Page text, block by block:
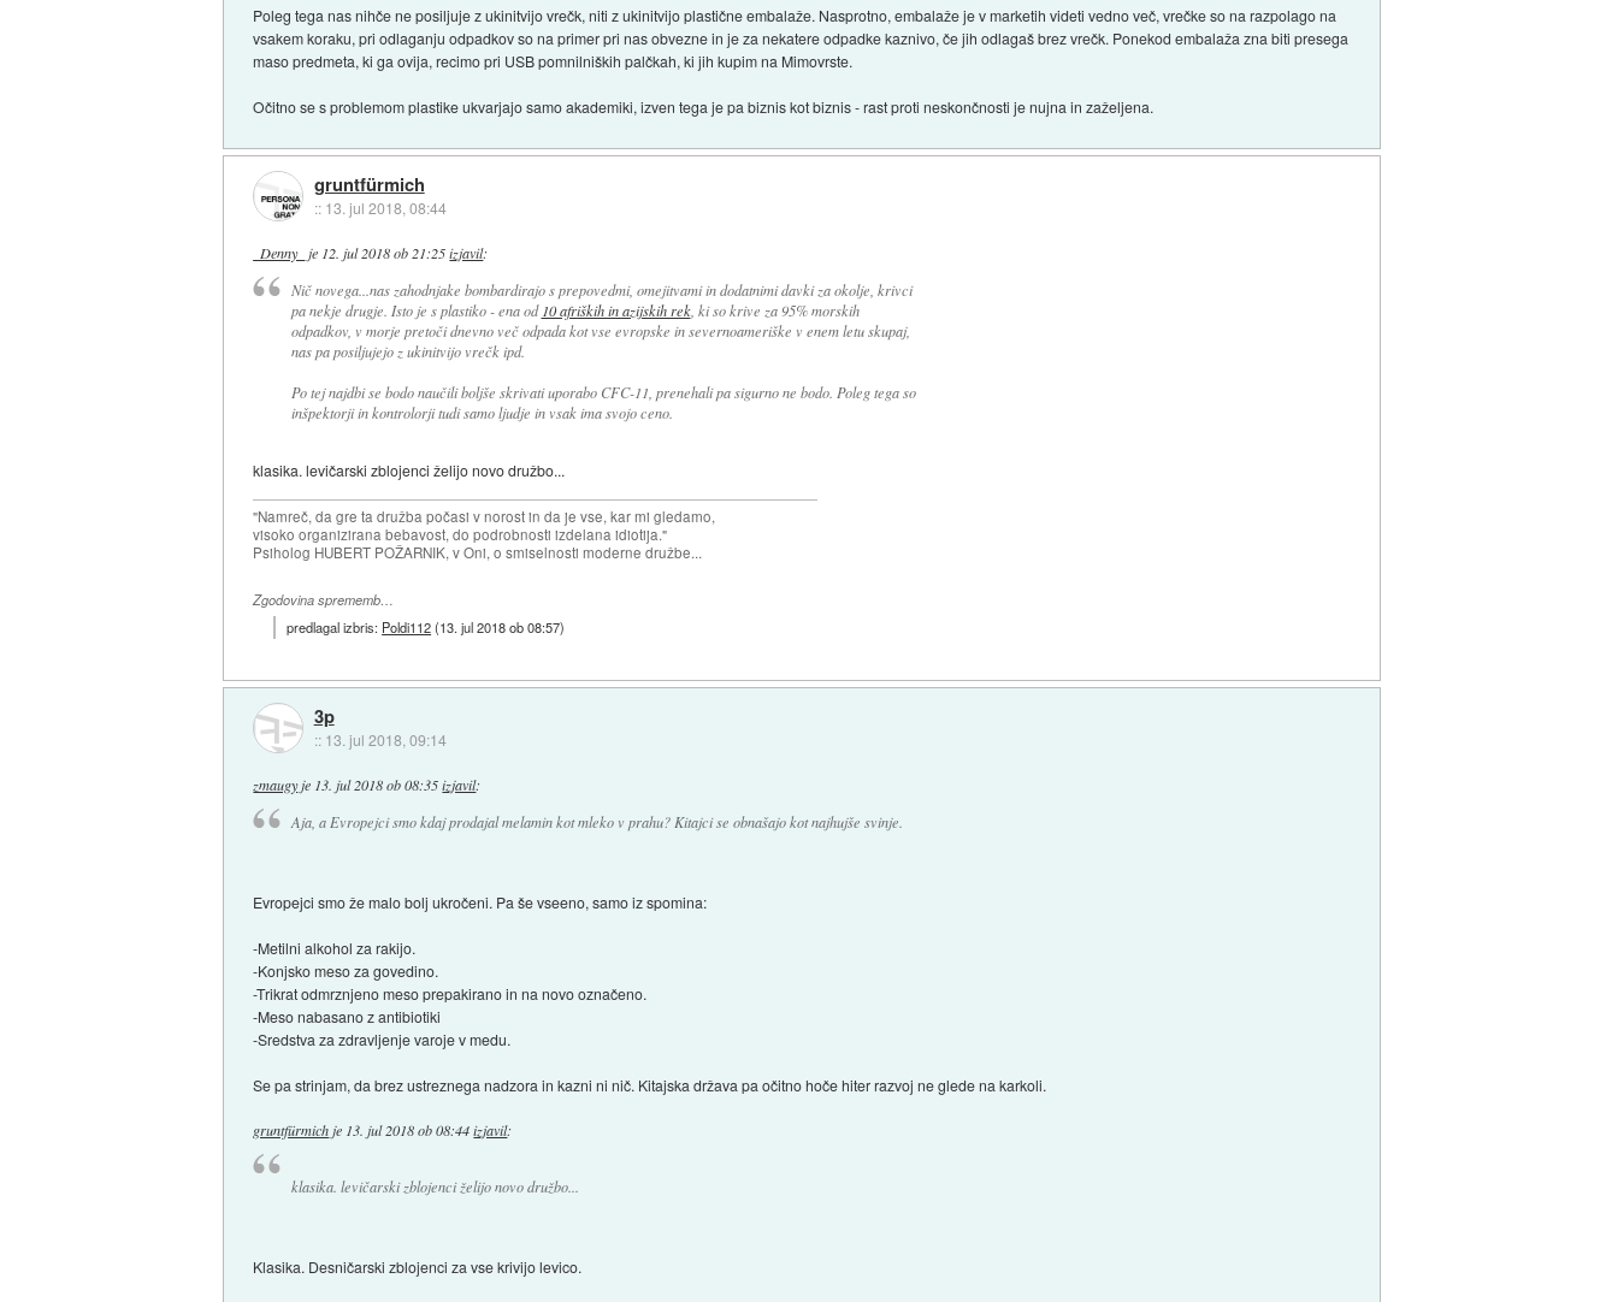
Poleg tega nas nihče ne posiljuje z ukinitvijo vrečk, niti z ukinitvijo plastične embalaže. Nasprotno, embalaže je v marketih videti vedno več, vrečke so na razpolago na
vsakem koraku, pri odlaganju odpadkov so na primer pri nas obvezne in je za nekatere odpadke kaznivo, če jih odlagaš brez vrečk. Ponekod embalaža zna biti presega
maso predmeta, ki ga ovija, recimo pri USB pomnilniških palčkah, ki jih kupim na Mimovrste.
Očitno se s problemom plastike ukvarjajo samo akademiki, izven tega je pa biznis kot biznis - rast proti neskončnosti je nujna in zaželjena.
gruntfürmich
:: 13. jul 2018, 08:44
_Denny_ je 12. jul 2018 ob 21:25 izjavil:
Nič novega...nas zahodnjake bombardirajo s prepovedmi, omejitvami in dodatnimi davki za okolje, krivci
pa nekje drugje. Isto je s plastiko - ena od 10 afriških in azijskih rek, ki so krive za 95% morskih
odpadkov, v morje pretoči dnevno več odpada kot vse evropske in severnoameriške v enem letu skupaj,
nas pa posiljujejo z ukinitvijo vrečk ipd.
Po tej najdbi se bodo naučili boljše skrivati uporabo CFC-11, prenehali pa sigurno ne bodo. Poleg tega so
inšpektorji in kontrolorji tudi samo ljudje in vsak ima svojo ceno.
klasika. levičarski zblojenci želijo novo družbo...
"Namreč, da gre ta družba počasi v norost in da je vse, kar mi gledamo,
visoko organizirana bebavost, do podrobnosti izdelana idiotija."
Psiholog HUBERT POŽARNIK, v Oni, o smiselnosti moderne družbe...
Zgodovina sprememb…
predlagal izbris: Poldi112(13. jul 2018 ob 08:57)
3p
:: 13. jul 2018, 09:14
zmaugyje 13. jul 2018 ob 08:35 izjavil:
Aja, a Evropejci smo kdaj prodajal melamin kot mleko v prahu? Kitajci se obnašajo kot najhujše svinje.
Evropejci smo že malo bolj ukročeni. Pa še vseeno, samo iz spomina:
-Metilni alkohol za rakijo.
-Konjsko meso za govedino.
-Trikrat odmrznjeno meso prepakirano in na novo označeno.
-Meso nabasano z antibiotiki
-Sredstva za zdravljenje varoje v medu.
Se pa strinjam, da brez ustreznega nadzora in kazni ni nič. Kitajska država pa očitno hoče hiter razvoj ne glede na karkoli.
gruntfürmich je 13. jul 2018 ob 08:44 izjavil:
klasika. levičarski zblojenci želijo novo družbo...
Klasika. Desničarski zblojenci za vse krivijo levico.